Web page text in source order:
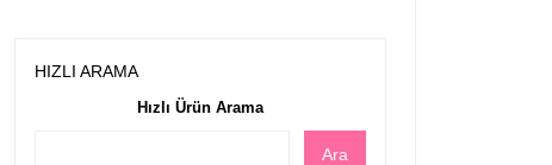
HIZLI ARAMA
Hızlı Ürün Arama
Ara